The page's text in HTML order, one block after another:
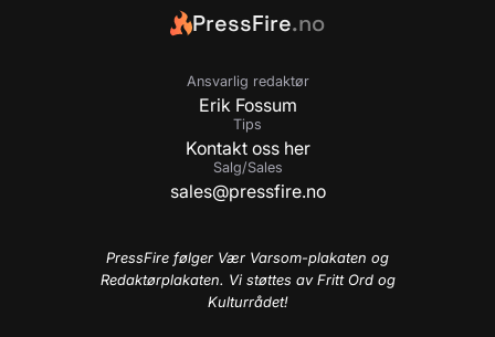
PressFire.no
Ansvarlig redaktør
Erik Fossum
Tips
Kontakt oss her
Salg/Sales
sales@pressfire.no
PressFire følger Vær Varsom-plakaten og
Redaktørplakaten. Vi støttes av Fritt Ord og
Kulturrådet!